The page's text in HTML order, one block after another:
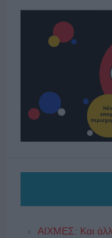
ΑΙΧΜΕΣ: Και